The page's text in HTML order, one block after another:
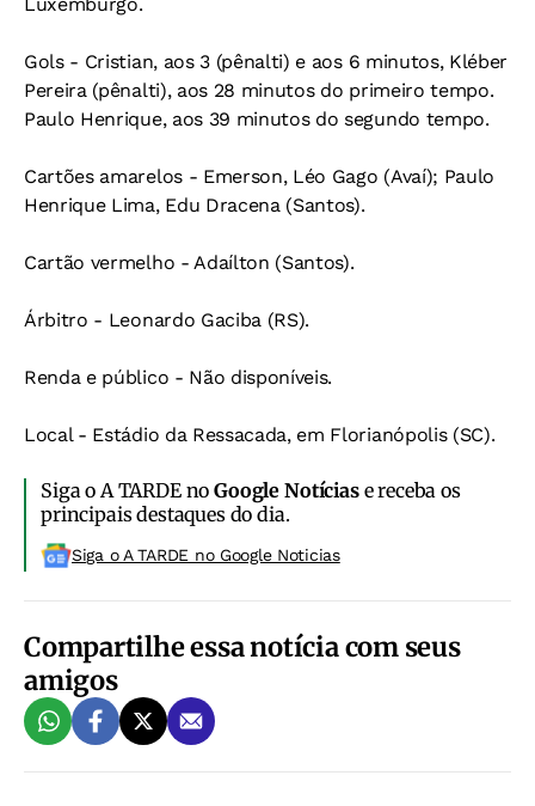
Gols - Cristian, aos 3 (pênalti) e aos 6 minutos, Kléber
Pereira (pênalti), aos 28 minutos do primeiro tempo.
Paulo Henrique, aos 39 minutos do segundo tempo.
Cartões amarelos - Emerson, Léo Gago (Avaí); Paulo
Henrique Lima, Edu Dracena (Santos).
Cartão vermelho - Adaílton (Santos).
Árbitro - Leonardo Gaciba (RS).
Renda e público - Não disponíveis.
Local - Estádio da Ressacada, em Florianópolis (SC).
Siga o A TARDE noGoogle Notíciase receba os
principais destaques do dia.
Siga o A TARDE no Google Noticias
Compartilhe essa notícia com seus
amigos